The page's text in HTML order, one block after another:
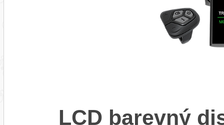
LCD barevný